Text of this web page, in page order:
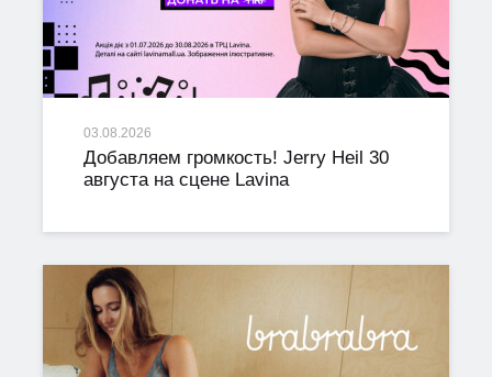
03.08.2026
Добавляем громкость! Jerry Heil 30
августа на сцене Lavina